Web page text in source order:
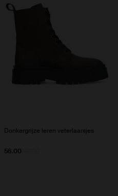
Donkergrijze leren veterlaarsjes
56.00